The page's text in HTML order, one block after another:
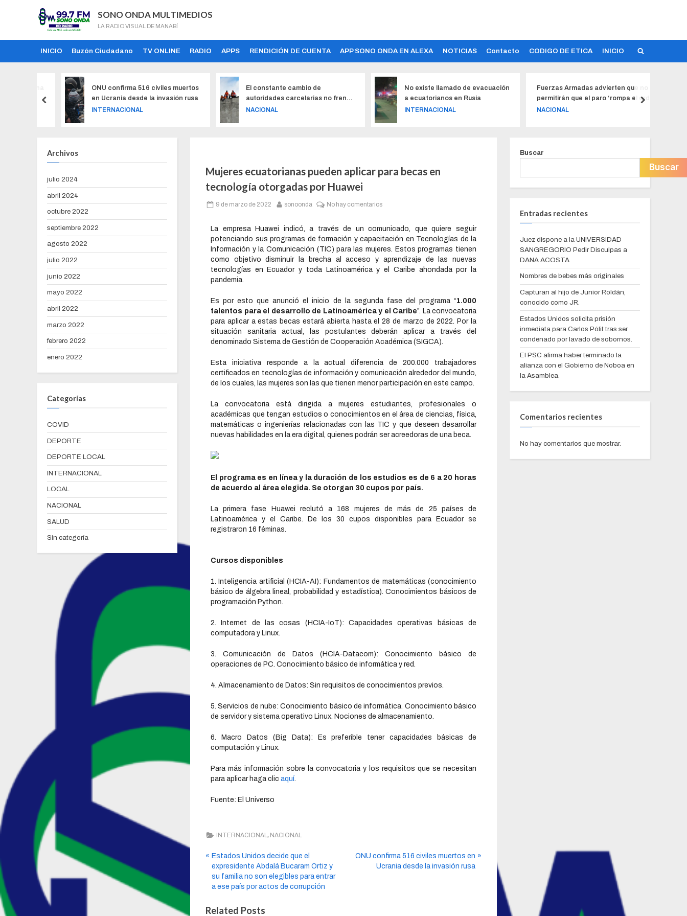
SONO ONDA MULTIMEDIOS
LA RADIO VISUAL DE MANABÍ
INICIO Buzón Ciudadano TV ONLINE RADIO APPS RENDICIÓN DE CUENTA APP SONO ONDA EN ALEXA NOTICIAS Contacto CODIGO DE ETICA INICIO
ONU confirma 516 civiles muertos
en Ucrania desde la invasión rusa
INTERNACIONAL
El constante cambio de
autoridades carcelarias no frenó
las masacres
NACIONAL
No existe llamado de evacuación
a ecuatorianos en Rusia
INTERNACIONAL
Fuerzas Armadas advierten que no
permitirán que el paro ‘rompa el orden
constitucional’ en Ecuador
NACIONAL
Mujeres ecuatorianas pueden aplicar para becas en
tecnología otorgadas por Huawei
9 de marzo de 2022 sonoonda No hay comentarios
La empresa Huawei indicó, a través de un comunicado, que quiere seguir
potenciando sus programas de formación y capacitación en Tecnologías de la
Información y la Comunicación (TIC) para las mujeres. Estos programas tienen
como objetivo disminuir la brecha al acceso y aprendizaje de las nuevas
tecnologías en Ecuador y toda Latinoamérica y el Caribe ahondada por la
pandemia.
Es por esto que anunció el inicio de la segunda fase del programa “1.000
talentos para el desarrollo de Latinoamérica y el Caribe”. La convocatoria
para aplicar a estas becas estará abierta hasta el 28 de marzo de 2022. Por la
situación sanitaria actual, las postulantes deberán aplicar a través del
denominado Sistema de Gestión de Cooperación Académica (SIGCA).
Esta iniciativa responde a la actual diferencia de 200.000 trabajadores
certificados en tecnologías de información y comunicación alrededor del mundo,
de los cuales, las mujeres son las que tienen menor participación en este campo.
La convocatoria está dirigida a mujeres estudiantes, profesionales o
académicas que tengan estudios o conocimientos en el área de ciencias, física,
matemáticas o ingenierías relacionadas con las TIC y que deseen desarrollar
nuevas habilidades en la era digital, quienes podrán ser acreedoras de una beca.
El programa es en línea y la duración de los estudios es de 6 a 20 horas
de acuerdo al área elegida. Se otorgan 30 cupos por país.
La primera fase Huawei reclutó a 168 mujeres de más de 25 países de
Latinoamérica y el Caribe. De los 30 cupos disponibles para Ecuador se
registraron 16 féminas.
Cursos disponibles
1. Inteligencia artificial (HCIA-AI): Fundamentos de matemáticas (conocimiento
básico de álgebra lineal, probabilidad y estadística). Conocimientos básicos de
programación Python.
2. Internet de las cosas (HCIA-IoT): Capacidades operativas básicas de
computadora y Linux.
3. Comunicación de Datos (HCIA-Datacom): Conocimiento básico de
operaciones de PC. Conocimiento básico de informática y red.
4. Almacenamiento de Datos: Sin requisitos de conocimientos previos.
5. Servicios de nube: Conocimiento básico de informática. Conocimiento básico
de servidor y sistema operativo Linux. Nociones de almacenamiento.
6. Macro Datos (Big Data): Es preferible tener capacidades básicas de
computación y Linux.
Para más información sobre la convocatoria y los requisitos que se necesitan
para aplicar haga clic aquí
Fuente: El Universo
INTERNACIONAL NACIONAL
Estados Unidos decide que el
expresidente Abdalá Bucaram Ortiz y
su familia no son elegibles para entrar
a ese país por actos de corrupción
ONU confirma 516 civiles muertos en
Ucrania desde la invasión rusa
Related Posts
Archivos
julio 2024
abril 2024
octubre 2022
septiembre 2022
agosto 2022
julio 2022
junio 2022
mayo 2022
abril 2022
marzo 2022
febrero 2022
enero 2022
Categorías
COVID
DEPORTE
DEPORTE LOCAL
INTERNACIONAL
LOCAL
NACIONAL
SALUD
Sin categoría
Buscar
Buscar
Entradas recientes
Juez dispone a la UNIVERSIDAD
SANGREGORIO Pedir Disculpas a
DANA ACOSTA
Nombres de bebes más originales
Capturan al hijo de Junior Roldán,
conocido como JR.
Estados Unidos solicita prisión
inmediata para Carlos Pólit tras ser
condenado por lavado de sobornos.
El PSC afirma haber terminado la
alianza con el Gobierno de Noboa en
la Asamblea.
Comentarios recientes
No hay comentarios que mostrar.